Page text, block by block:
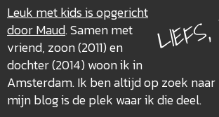
Leuk met kids is opgericht
door Maud. Samen met
vriend, zoon (2011) en
dochter (2014) woon ik in
Amsterdam. Ik ben altijd op zoek naar
mijn blog is de plek waar ik die deel.